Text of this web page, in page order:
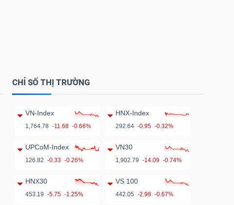
CHỈ SỐ THỊ TRƯỜNG
VN-Index
1,764.78 -11.68 -0.66%
HNX-Index
292.64 -0.95 -0.32%
UPCoM-Index
126.82 -0.33 -0.26%
VN30
1,902.79 -14.09 -0.74%
HNX30
453.19 -5.75 -1.25%
VS 100
442.05 -2.98 -0.67%